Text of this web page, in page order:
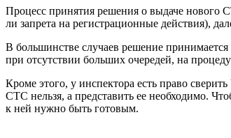
Процесс принятия решения о выдаче нового
ли запрета на регистрационные действия),
В большинстве случаев решение принимается
при отсутствии больших очередей, на
Кроме этого, у инспектора есть право
СТС нельзя, а представить ее необходимо.
к ней нужно быть готовым.